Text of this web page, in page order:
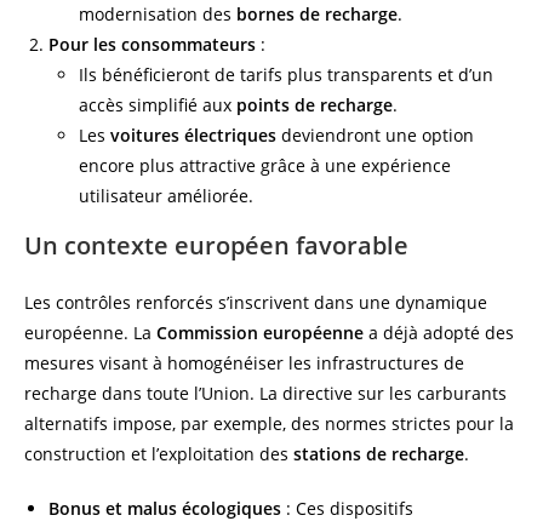
modernisation des bornes de recharge.
Pour les consommateurs :
Ils bénéficieront de tarifs plus transparents et d’un
accès simplifié aux points de recharge.
Les voitures électriques deviendront une option
encore plus attractive grâce à une expérience
utilisateur améliorée.
Un contexte européen favorable
Les contrôles renforcés s’inscrivent dans une dynamique
européenne. La Commission européenne a déjà adopté des
mesures visant à homogénéiser les infrastructures de
recharge dans toute l’Union. La directive sur les carburants
alternatifs impose, par exemple, des normes strictes pour la
construction et l’exploitation des stations de recharge.
Bonus et malus écologiques : Ces dispositifs